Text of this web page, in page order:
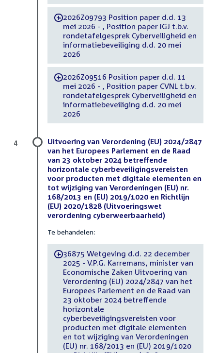
-2026Z09793 Position paper d.d. 13
mei 2026 - , Position paper IGJ t.b.v.
rondetafelgesprek Cyberveiligheid en
informatiebeveiliging d.d. 20 mei
2026
-2026Z09516 Position paper d.d. 11
mei 2026 - , Position paper CVNL t.b.v.
rondetafelgesprek Cyberveiligheid en
informatiebeveiliging d.d. 20 mei
2026
Uitvoering van Verordening (EU) 2024/2847
van het Europees Parlement en de Raad
van 23 oktober 2024 betreffende
horizontale cyberbeveiligingsvereisten
voor producten met digitale elementen en
tot wijziging van Verordeningen (EU) nr.
168/2013 en (EU) 2019/1020 en Richtlijn
(EU) 2020/1828 (Uitvoeringswet
verordening cyberweerbaarheid)
Te behandelen:
-36875 Wetgeving d.d. 22 december
2025 - V.P.G. Karremans, minister van
Economische Zaken Uitvoering van
Verordening (EU) 2024/2847 van het
Europees Parlement en de Raad van
23 oktober 2024 betreffende
horizontale
cyberbeveiligingsvereisten voor
producten met digitale elementen
en tot wijziging van Verordeningen
(EU) nr. 168/2013 en (EU) 2019/1020
4